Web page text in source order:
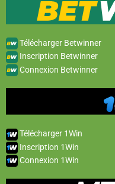
Télécharger Betwinner
Inscription Betwinner
Connexion Betwinner
Télécharger 1Win
Inscription 1Win
Connexion 1Win